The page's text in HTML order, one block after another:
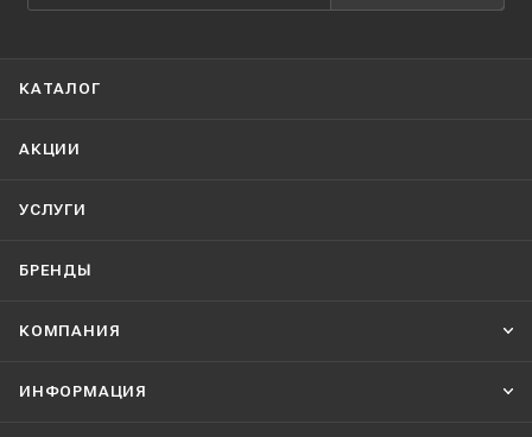
КАТАЛОГ
АКЦИИ
УСЛУГИ
БРЕНДЫ
КОМПАНИЯ
ИНФОРМАЦИЯ